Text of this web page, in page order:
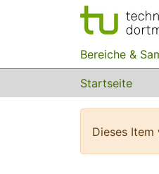
Bereiche &
Startseite
Dieses